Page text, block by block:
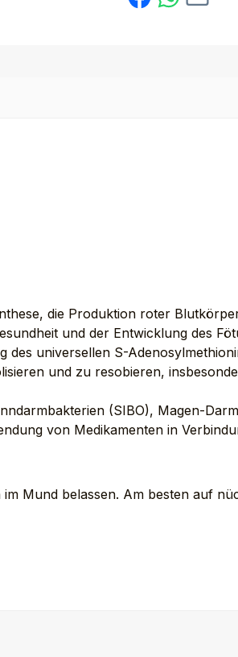
die Produktion roter
und der Entwicklung des
universellen S-
und zu resobieren,
(SIBO), Magen-
von Medikamenten in
Mund belassen. Am besten auf